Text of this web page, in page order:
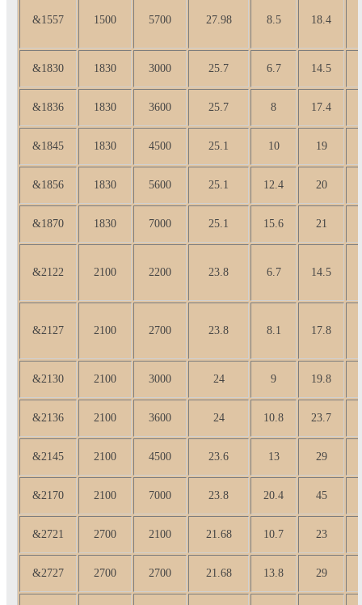
&1557 1500 5700 27.98 8.5 18.4
&1830 1830 3000 25.7 6.7 14.5
&1836 1830 3600 25.7 8 17.4
&1845 1830 4500 25.1 10 19
&1856 1830 5600 25.1 12.4 20
&1870 1830 7000 25.1 15.6 21
&2122 2100 2200 23.8 6.7 14.5
&2127 2100 2700 23.8 8.1 17.8
&2130 2100 3000 24 9 19.8
&2136 2100 3600 24 10.8 23.7
&2145 2100 4500 23.6 13 29
&2170 2100 7000 23.8 20.4 45
&2721 2700 2100 21.68 10.7 23
&2727 2700 2700 21.68 13.8 29